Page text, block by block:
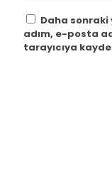
Daha sonraki
adım, e-posta
tarayıcıya